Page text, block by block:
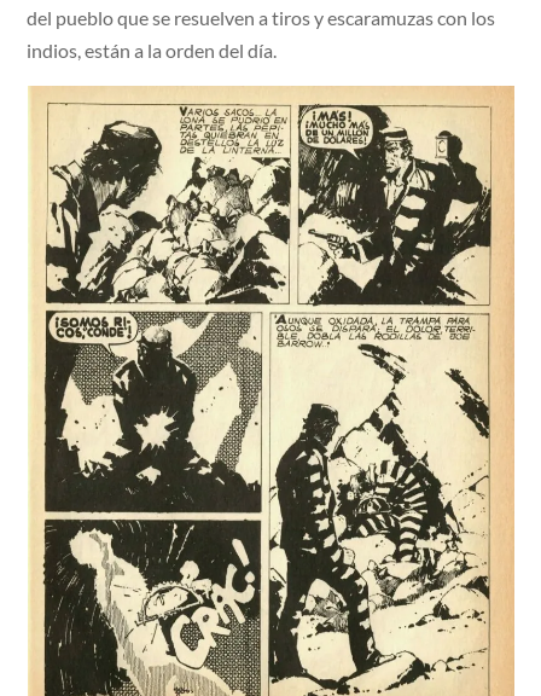
del pueblo que se resuelven a tiros y escaramuzas con los
indios, están a la orden del día.